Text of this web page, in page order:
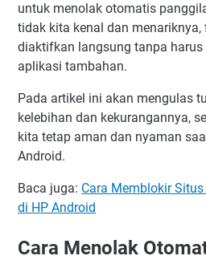
untuk menolak otomatis
tidak kita kenal dan
diaktifkan langsung tanpa harus
aplikasi tambahan.
Pada artikel ini akan mengulas
kelebihan dan kekurangannya,
kita tetap aman dan nyaman
Android.
Baca juga: Cara Memblokir
di HP Android
Cara Menolak